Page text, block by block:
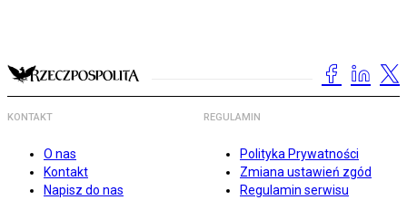
KONTAKT
O nas
Kontakt
Napisz do nas
REGULAMIN
Polityka Prywatności
Zmiana ustawień zgód
Regulamin serwisu